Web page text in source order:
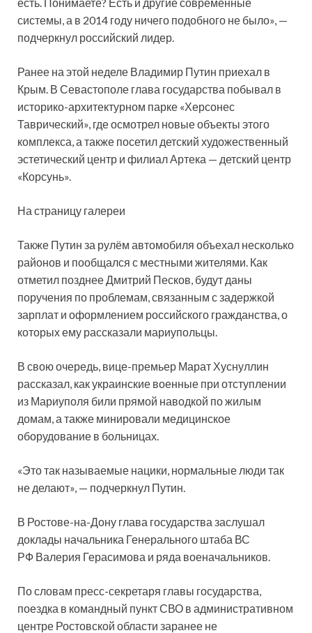
системы, а в 2014 году ничего подобного не было», —
подчеркнул российский лидер.
Ранее на этой неделе Владимир Путин приехал в
Крым. В Севастополе глава государства побывал в
историко-архитектурном парке «Херсонес
Таврический», где осмотрел новые объекты этого
комплекса, а также посетил детский художественный
эстетический центр и филиал Артека — детский центр
«Корсунь».
На страницу галереи
Также Путин за рулём автомобиля объехал несколько
районов и пообщался с местными жителями. Как
отметил позднее Дмитрий Песков, будут даны
поручения по проблемам, связанным с задержкой
зарплат и оформлением российского гражданства, о
которых ему рассказали мариупольцы.
В свою очередь, вице-премьер Марат Хуснуллин
рассказал, как украинские военные при отступлении
из Мариуполя били прямой наводкой по жилым
домам, а также минировали медицинское
оборудование в больницах.
«Это так называемые нацики, нормальные люди так
не делают», — подчеркнул Путин.
В Ростове-на-Дону глава государства заслушал
доклады начальника Генерального штаба ВС
РФ Валерия Герасимова и ряда военачальников.
По словам пресс-секретаря главы государства,
поездка в командный пункт СВО в административном
центре Ростовской области заранее не